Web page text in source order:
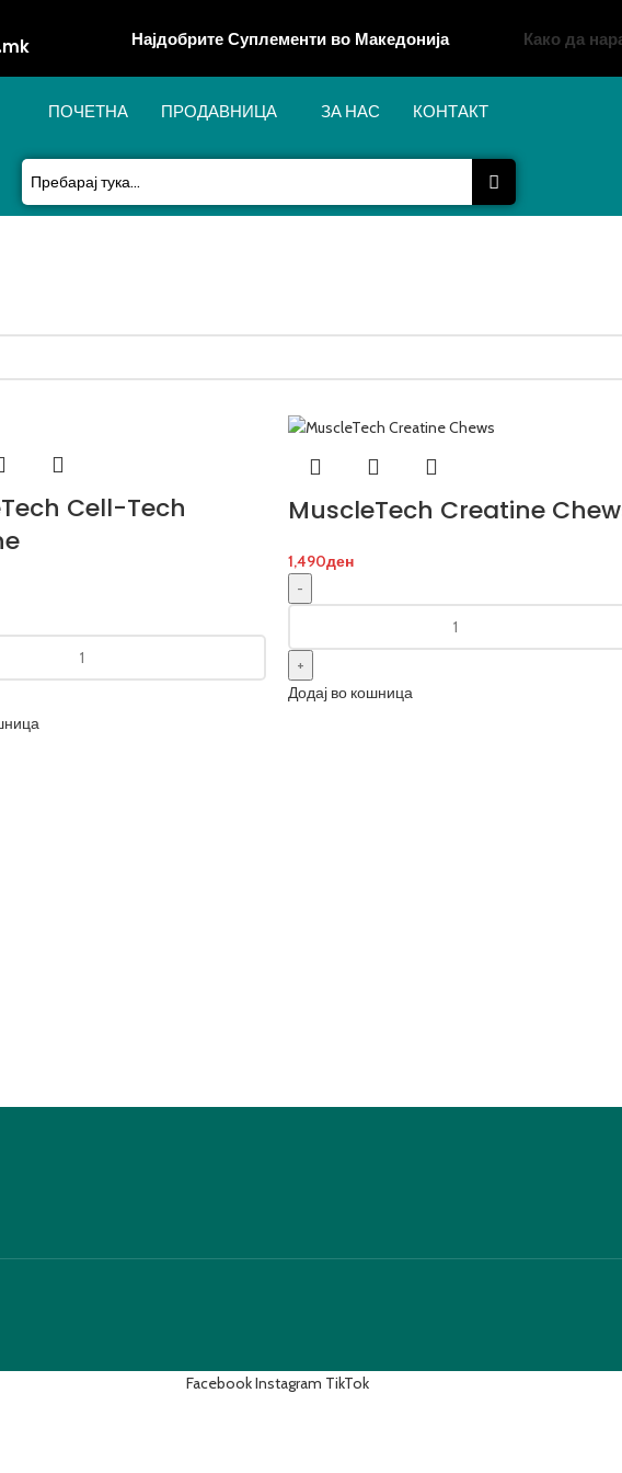
Најдобрите Суплементи во Македонија Како да
ПОЧЕТНА ПРОДАВНИЦА ЗА НАС КОНТАКТ
Cell-Tech
MuscleTech Creatine
1,490ден
Додај во кошница
FacebookInstagram TikTok